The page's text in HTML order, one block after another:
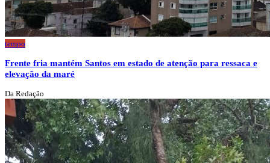
tempo
Frente fria mantém Santos em estado de atenção para ressaca e
elevação da maré
Da Redação